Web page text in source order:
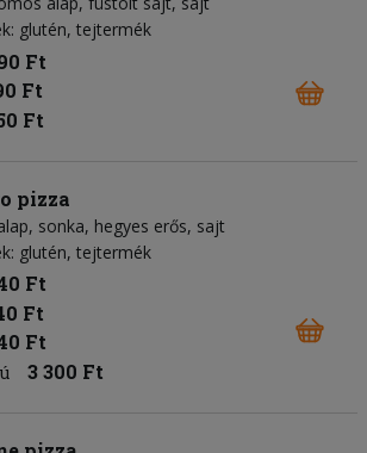
glutén, tejtermék
Ft
Ft
Ft
pizza
sonka hegyes erős sajt
glutén, tejtermék
Ft
Ft
Ft
3 300 Ft